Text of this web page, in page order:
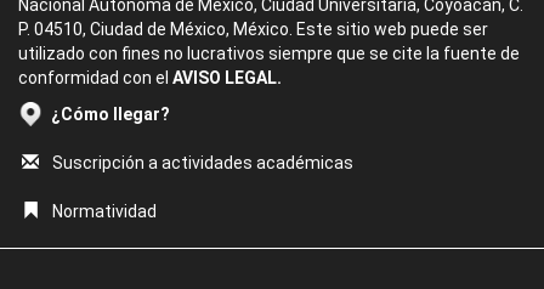
Nacional Autónoma de México, Ciudad Universitaria, Coyoacán, C.
P. 04510, Ciudad de México, México. Este sitio web puede ser
utilizado con fines no lucrativos siempre que se cite la fuente de
conformidad con el AVISO LEGAL.
¿Cómo llegar?
Suscripción a actividades académicas
Normatividad